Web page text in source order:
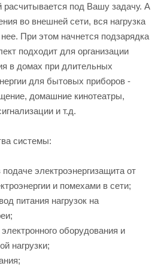
расчитывается под Вашу задачу. А
во внешней сети, вся нагрузка
При этом начнется подзарядка
подходит для организации
в домах при длительных
для бытовых приборов -
домашние кинотеатры,
и т.д.
системы:
электроэнергизащита от
и помехами в сети;
питания нагрузок на
оборудования и
нагрузки;